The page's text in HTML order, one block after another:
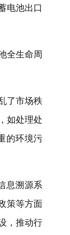
电池出口
全生命周
了市场秩
如处理处
的环境污
息溯源系
策等方面
，推动行